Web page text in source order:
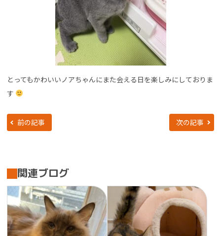
とってもかわいいノアちゃんにまた会える日を楽しみにしておりま
す
前の記事 次の記事
関連ブログ